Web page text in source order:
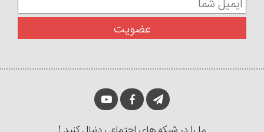
ما را در شبکه های اجتماعی دنبال کنید !